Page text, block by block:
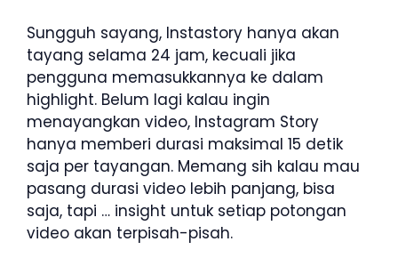
Sungguh sayang, Instastory hanya akan
tayang selama 24 jam, kecuali jika
pengguna memasukkannya ke dalam
highlight. Belum lagi kalau ingin
menayangkan video, Instagram Story
hanya memberi durasi maksimal 15 detik
saja per tayangan. Memang sih kalau mau
pasang durasi video lebih panjang, bisa
saja, tapi … insight untuk setiap potongan
video akan terpisah-pisah.